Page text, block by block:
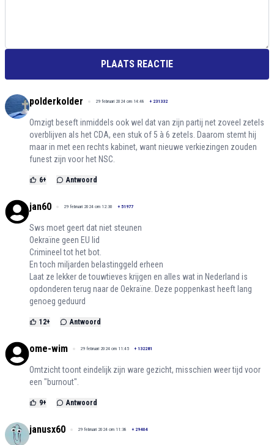
PLAATS REACTIE
polderkolder 29 februari 2024 om 14:48 + 231332
Omzigt beseft inmiddels ook wel dat van zijn partij net zoveel zetels
overblijven als het CDA, een stuk of 5 à 6 zetels. Daarom stemt hij
maar in met een rechts kabinet, want nieuwe verkiezingen zouden
funest zijn voor het NSC.
6+ Antwoord
jan60 29 februari 2024 om 12:30 + 51977
Sws moet geert dat niet steunen
Oekraïne geen EU lid
Crimineel tot het bot.
En toch miljarden belastinggeld erheen
Laat ze lekker de touwtieves krijgen en alles wat in Nederland is
opdonderen terug naar de Oekraïne. Deze poppenkast heeft lang
genoeg geduurd
12+ Antwoord
ome-wim 29 februari 2024 om 11:45 + 132281
Omtzicht toont eindelijk zijn ware gezicht, misschien weer tijd voor
een "burnout".
9+ Antwoord
janusx60 29 februari 2024 om 11:38 + 29404